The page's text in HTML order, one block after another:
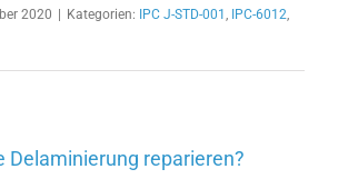
2020 | Kategorien: IPC J-STD-001 IPC-6012
Delaminierung reparieren?